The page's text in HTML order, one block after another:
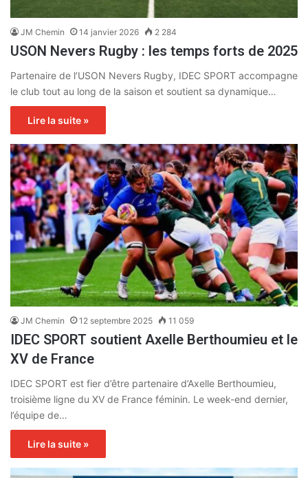
JM Chemin 14 janvier 2026 2 284
USON Nevers Rugby : les temps forts de 2025
Partenaire de l’USON Nevers Rugby, IDEC SPORT accompagne
le club tout au long de la saison et soutient sa dynamique…
Lire la suite »
JM Chemin 12 septembre 2025 11 059
IDEC SPORT soutient Axelle Berthoumieu et le
XV de France
IDEC SPORT est fier d’être partenaire d’Axelle Berthoumieu,
troisième ligne du XV de France féminin. Le week-end dernier,
l’équipe de…
Lire la suite »